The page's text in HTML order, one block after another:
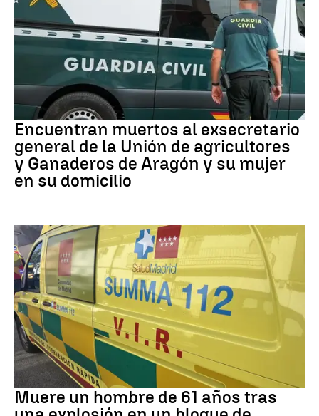
Muertes
Encuentran muertos al exsecretario
general de la Unión de agricultores
y Ganaderos de Aragón y su mujer
en su domicilio
Muere un hombre de 61 años tras